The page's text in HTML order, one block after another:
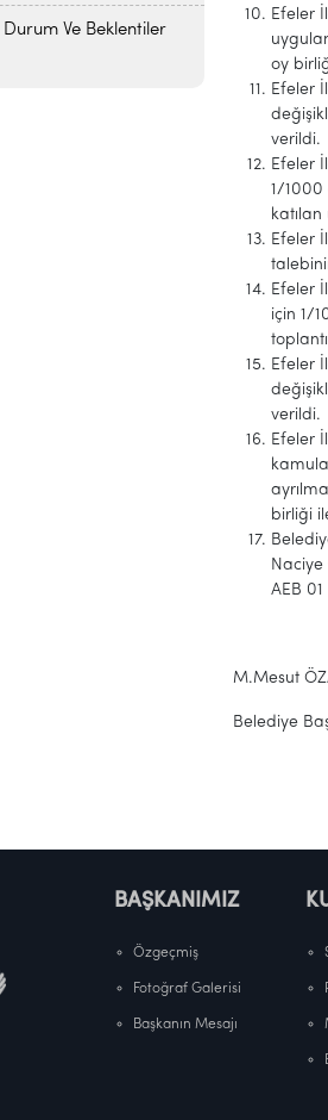
Ve Beklentiler
Efeler
oy
Efeler
verildi.
Efeler
1/1000
Efeler
Efeler
için 1/
Efeler
verildi.
Efeler
birliği
Naciye
AEB
M.Mesut
Belediye
BAŞKANIMIZ
Özgeçmiş
Fotoğraf Galerisi
Başkanın Mesajı